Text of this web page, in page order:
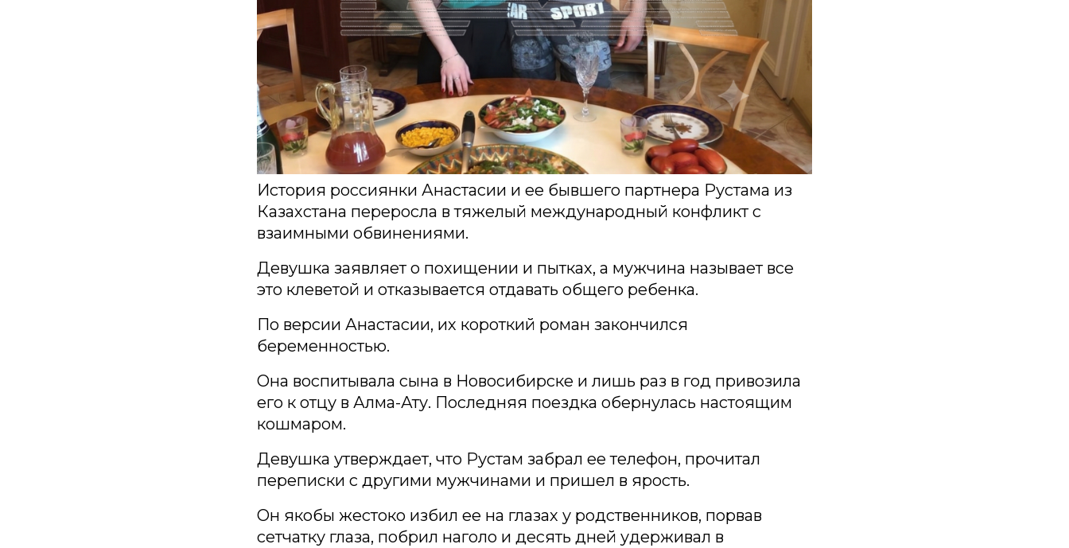
История россиянки Анастасии и ее бывшего партнера Рустама из
Казахстана переросла в тяжелый международный конфликт с
взаимными обвинениями.
Девушка заявляет о похищении и пытках, а мужчина называет все
это клеветой и отказывается отдавать общего ребенка.
По версии Анастасии, их короткий роман закончился
беременностью.
Она воспитывала сына в Новосибирске и лишь раз в год привозила
его к отцу в Алма-Ату. Последняя поездка обернулась настоящим
кошмаром.
Девушка утверждает, что Рустам забрал ее телефон, прочитал
переписки с другими мужчинами и пришел в ярость.
Он якобы жестоко избил ее на глазах у родственников, порвав
сетчатку глаза, побрил наголо и десять дней удерживал в